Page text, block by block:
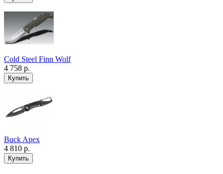
Cold Steel Finn Wolf
4 758 р.
Buck Apex
4 810 р.